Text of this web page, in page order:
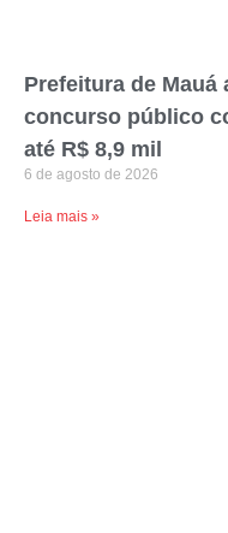
Prefeitura de
concurso público
até R$ 8,9 mil
6 de agosto de 2026
Leia mais »